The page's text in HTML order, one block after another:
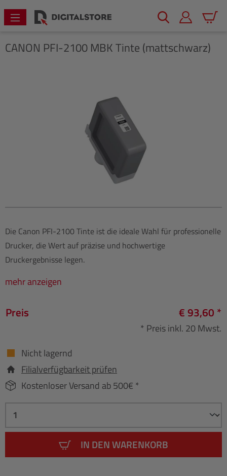
springen
CANON PFI-2100 MBK Tinte (mattschwarz)
Die Canon PFI-2100 Tinte ist die ideale Wahl für professionelle
Drucker, die Wert auf präzise und hochwertige
Druckergebnisse legen.
mehr anzeigen
Preis € 93,60 *
* Preis inkl. 20 Mwst.
Nicht lagernd
Filialverfügbarkeit prüfen
Kostenloser Versand ab 500€ *
IN DEN WARENKORB